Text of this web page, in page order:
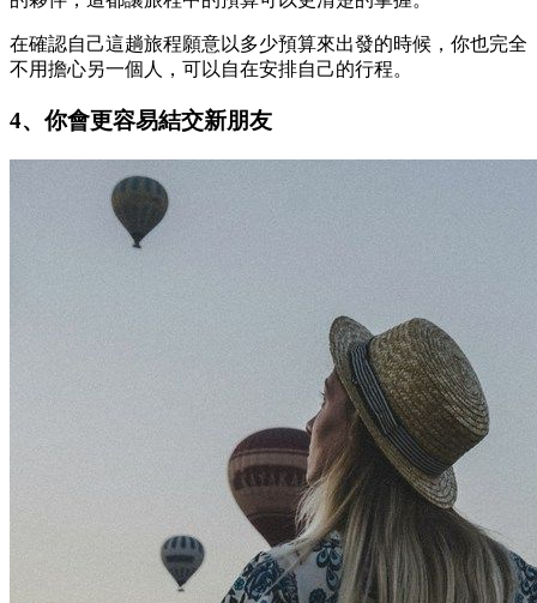
在確認自己這趟旅程願意以多少預算來出發的時候，你也完全
不用擔心另一個人，可以自在安排自己的行程。
4、你會更容易結交新朋友